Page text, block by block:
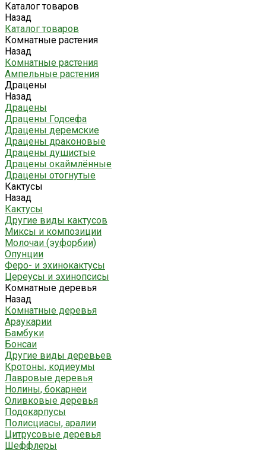
Каталог товаров
Назад
Каталог товаров
Комнатные растения
Назад
Комнатные растения
Ампельные растения
Драцены
Назад
Драцены
Драцены Годсефа
Драцены деремские
Драцены драконовые
Драцены душистые
Драцены окаймлённые
Драцены отогнутые
Кактусы
Назад
Кактусы
Другие виды кактусов
Миксы и композиции
Молочаи (эуфорбии)
Опунции
Феро- и эхинокактусы
Цереусы и эхинопсисы
Комнатные деревья
Назад
Комнатные деревья
Араукарии
Бамбуки
Бонсаи
Другие виды деревьев
Кротоны, кодиеумы
Лавровые деревья
Нолины, бокарнеи
Оливковые деревья
Подокарпусы
Полисциасы, аралии
Цитрусовые деревья
Шеффлеры